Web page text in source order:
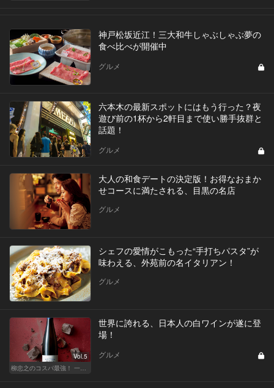
神戸松坂近江！三大和牛しゃぶしゃぶ夢の
食べ比べが開催中
グルメ
六本木の最新スポットにはもう行った？夜
遊び前の1杯から2軒目まで使い勝手抜群と
話題！
グルメ
大人の和食デートの決定版！お得なおまか
せコースに満たされる、目黒の名店
グルメ
シェフの愛情がこもった“手打ちパスタ”が
味わえる、外苑前の名イタリアン！
グルメ
Vol.5
柳忠之のコスパ最強！ 一目おかれる、お値打ちワイン
世界に誇れる、日本人の白ワインが遂に登
場！
グルメ